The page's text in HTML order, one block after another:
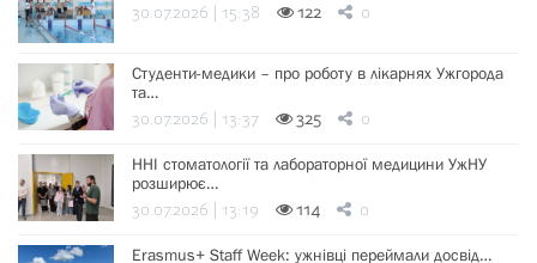
30.07.2026 | 15:38 122 0
Студенти-медики – про роботу в лікарнях Ужгорода
та…
30.07.2026 | 13:37 325 0
ННІ стоматології та лабораторної медицини УжНУ
розширює…
30.07.2026 | 13:19 114 0
Erasmus+ Staff Week: ужнівці переймали досвід…